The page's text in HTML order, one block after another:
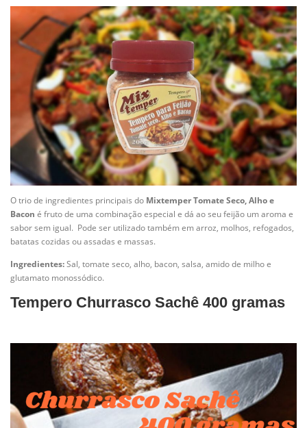
O trio de ingredientes principais do Mixtemper Tomate Seco, Alho e
Bacon é fruto de uma combinação especial e dá ao seu feijão um aroma e
sabor sem igual. Pode ser utilizado também em arroz, molhos, refogados,
batatas cozidas ou assadas e massas.
Ingredientes:Sal, tomate seco, alho, bacon, salsa, amido de milho e
glutamato monossódico.
Tempero Churrasco Sachê 400 gramas